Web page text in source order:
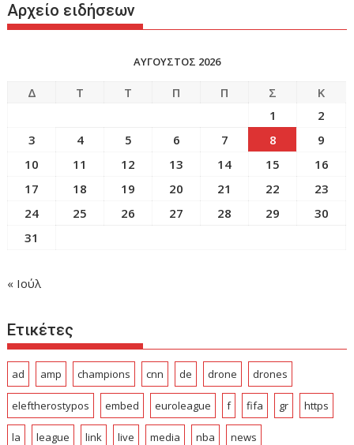
Αρχείο ειδήσεων
ΑΥΓΟΥΣΤΟΣ 2026
Δ Τ Τ Π Π Σ
Κ
1
2
3
4 5 6 7 8
9
10
11 12 13 14 15
16
17
18 19 20 21 22
23
24
25 26 27 28 29
30
31
« Ιούλ
Ετικέτες
ad amp champions cnn de drone drones
eleftherostypos embed euroleague f fifa gr https
la league link live media nba news